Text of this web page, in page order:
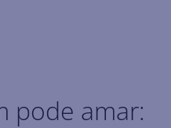
pode amar: